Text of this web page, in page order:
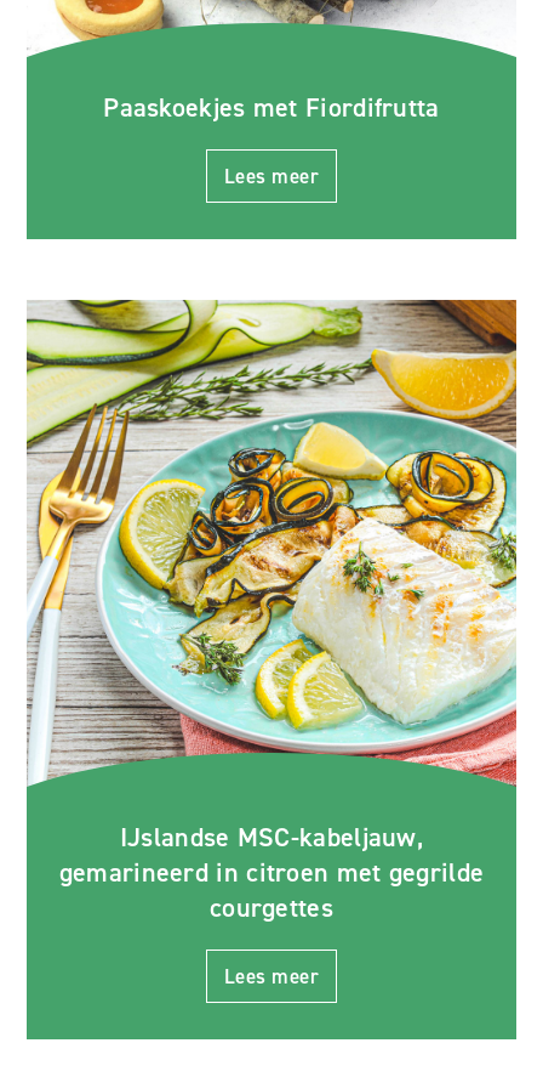
Paaskoekjes met Fiordifrutta
Lees meer
IJslandse MSC-kabeljauw,
gemarineerd in citroen met gegrilde
courgettes
Lees meer